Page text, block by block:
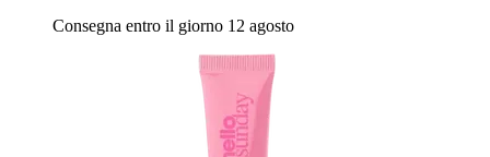
Consegna entro il giorno 12 agosto